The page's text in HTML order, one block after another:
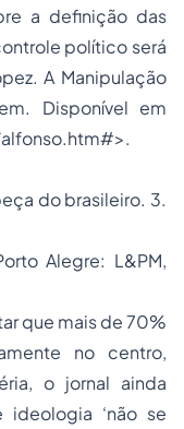
a definição das
político será
A Manipulação
. Disponível em
>.
do brasileiro. 3.
Alegre: L&PM,
que mais de 70%
no centro,
o jornal ainda
‘não se